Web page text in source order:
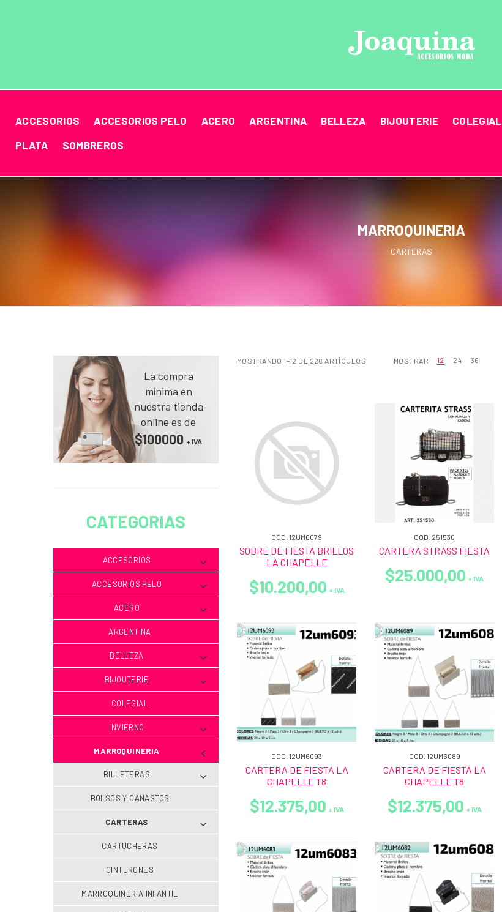
ACCESORIOS ACCESORIOS PELO ACERO ARGENTINA BELLEZA BIJOUTERIE COLEGIAL
PLATA
SOMBREROS
MARROQUINERIA
CARTERAS
MOSTRANDO 1–12 DE 226 ARTÍCULOS MOSTRAR 12 24 36
COD. 12UM6079
SOBRE DE FIESTA BRILLOS
LA CHAPELLE
$10.200,00 + IVA
COD. 251530
CARTERA STRASS FIESTA
$25.000,00 + IVA
COD. 12UM6093
CARTERA DE FIESTA LA
CHAPELLE T8
$12.375,00 + IVA
COD. 12UM6089
CARTERA DE FIESTA LA
CHAPELLE T8
$12.375,00 + IVA
La compra
mínima en
nuestra tienda
online es de
$100000 + IVA
CATEGORIAS
ACCESORIOS
ACCESORIOS PELO
ACERO
ARGENTINA
BELLEZA
BIJOUTERIE
COLEGIAL
INVIERNO
MARROQUINERIA
BILLETERAS
BOLSOS Y CANASTOS
CARTERAS
CARTUCHERAS
CINTURONES
MARROQUINERIA INFANTIL